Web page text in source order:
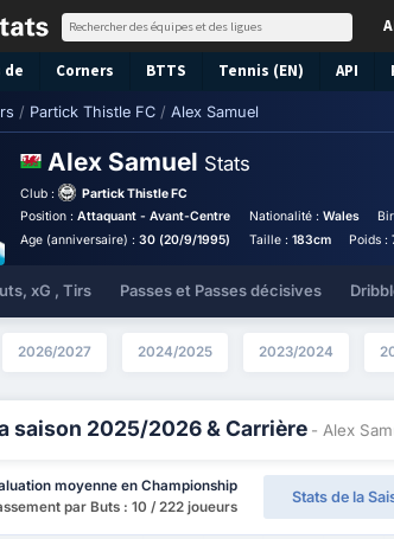
de Corners BTTS Tennis (EN) API
/ Partick Thistle FC / Alex Samuel
Alex Samuel Stats
Club :
Partick Thistle FC
Position :Attaquant - Avant-Centre Nationalité : Wales
Age (anniversaire) :30 (20/9/1995) Taille : 183cm Poids :
xG , Tirs Passes et Passes décisives
2026/2027 2024/2025 2023/2024
saison 2025/2026 & Carrière - Alex
moyenne en Championship
par Buts : 10 / 222 joueurs
Stats de la